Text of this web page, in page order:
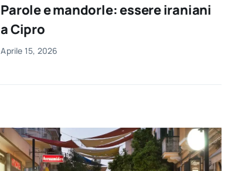
Parole e mandorle: essere iraniani
a Cipro
Aprile 15, 2026